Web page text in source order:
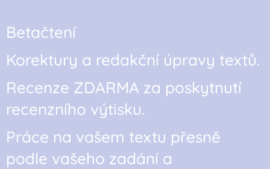
Betačtení
Korektury a redakční úpravy textů.
Recenze ZDARMA za poskytnutí
recenzního výtisku.
Práce na vašem textu přesně
podle vašeho zadání a